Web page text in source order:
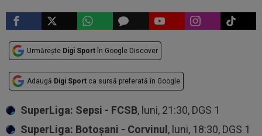
Urmărește Digi Sport în Google Discover
Adaugă Digi Sport ca sursă preferată în Google
SuperLiga: Sepsi - FCSB, luni, 21:30, DGS 1
SuperLiga: Botoșani - Corvinul, luni, 18:30, DGS 1